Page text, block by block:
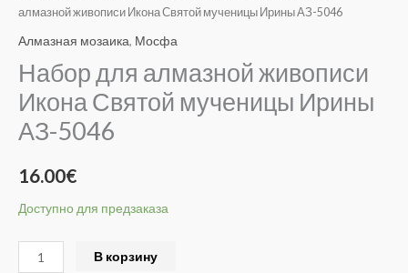
алмазной живописи Икона Святой мученицы Ирины АЗ-5046
Алмазная мозаика, Мосфа
Набор для алмазной живописи
Икона Святой мученицы Ирины
АЗ-5046
16.00€
Доступно для предзаказа
алмазной
живописи
Святой
мученицы
Ирины
В корзину